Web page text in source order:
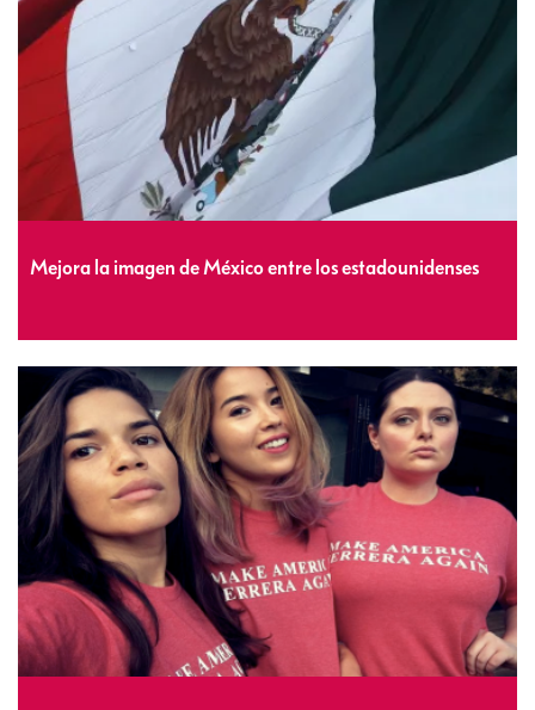
Mejora la imagen de México entre los estadounidenses